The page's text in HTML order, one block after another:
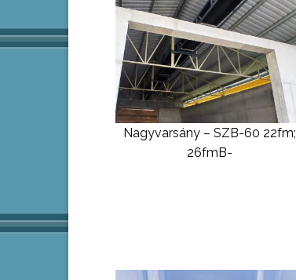
Nagyvarsány – SZB-60 22fm;
26fmB-